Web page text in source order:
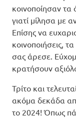
κοινοποίησαν τα
γιατί μίλησα με
Επίσης να
κοινοποιήσεις,
σας άρεσε.
κρατήσουν
Τρίτο και
ακόμα δεκάδα
το 2024! Όπως